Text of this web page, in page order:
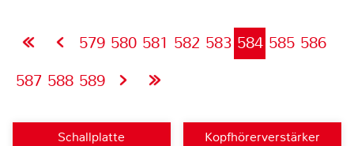
579 580 581 582 583 584 585 586
587 588 589
Schallplatte
Kopfhörerverstärker